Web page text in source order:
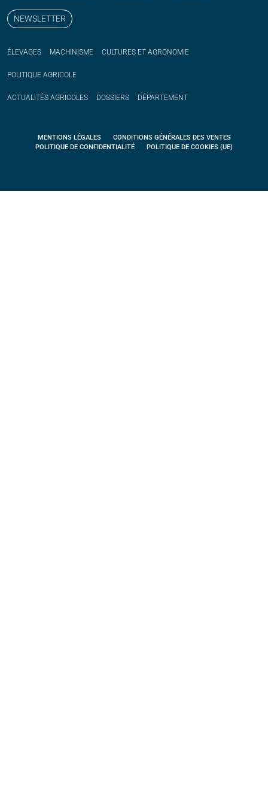
NEWSLETTER
ÉLEVAGES MACHINISME CULTURES ET AGRONOMIE
POLITIQUE AGRICOLE
ACTUALITÉS AGRICOLES DOSSIERS DÉPARTEMENT
MENTIONS LÉGALES
CONDITIONS GÉNÉRALES DES VENTES
POLITIQUE DE CONFIDENTIALITÉ
POLITIQUE DE COOKIES (UE)